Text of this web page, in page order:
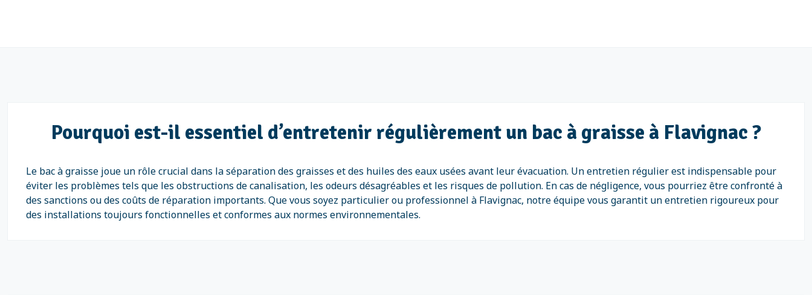
Pourquoi est-il essentiel d’entretenir régulièrement un bac à graisse à Flavignac ?
Le bac à graisse joue un rôle crucial dans la séparation des graisses et des huiles des eaux usées avant leur évacuation. Un entretien régulier est indispensable pour
éviter les problèmes tels que les obstructions de canalisation, les odeurs désagréables et les risques de pollution. En cas de négligence, vous pourriez être confronté à
des sanctions ou des coûts de réparation importants. Que vous soyez particulier ou professionnel à Flavignac, notre équipe vous garantit un entretien rigoureux pour
des installations toujours fonctionnelles et conformes aux normes environnementales.